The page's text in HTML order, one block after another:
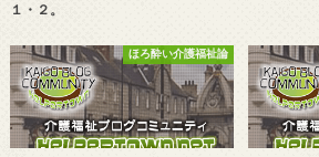
１・２。
ほろ酔い介護福祉論